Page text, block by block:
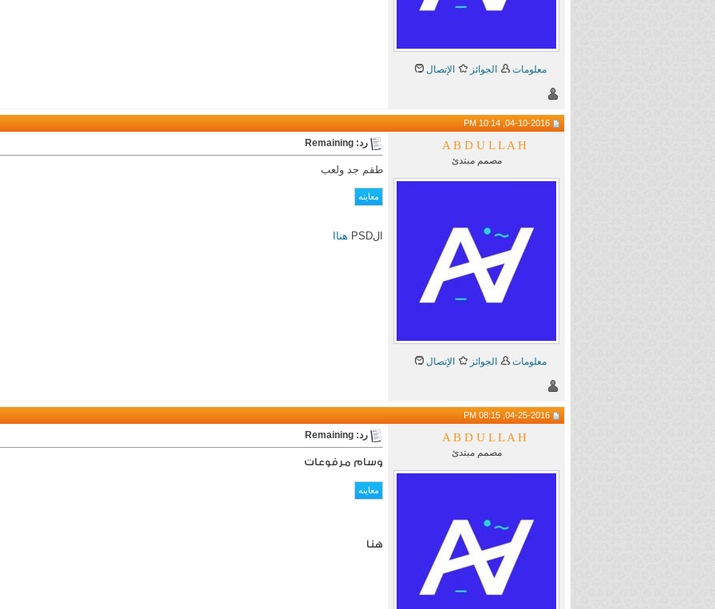
معلومات الجوائز الإتصال
A B D U L L A H
مصمم مبتدئ
معلومات الجوائز الإتصال
رد: Remaining
طقم جد ولعب
الPSD هناا
A B D U L L A H
مصمم مبتدئ
رد: Remaining
وسام مرفوعات
هنا